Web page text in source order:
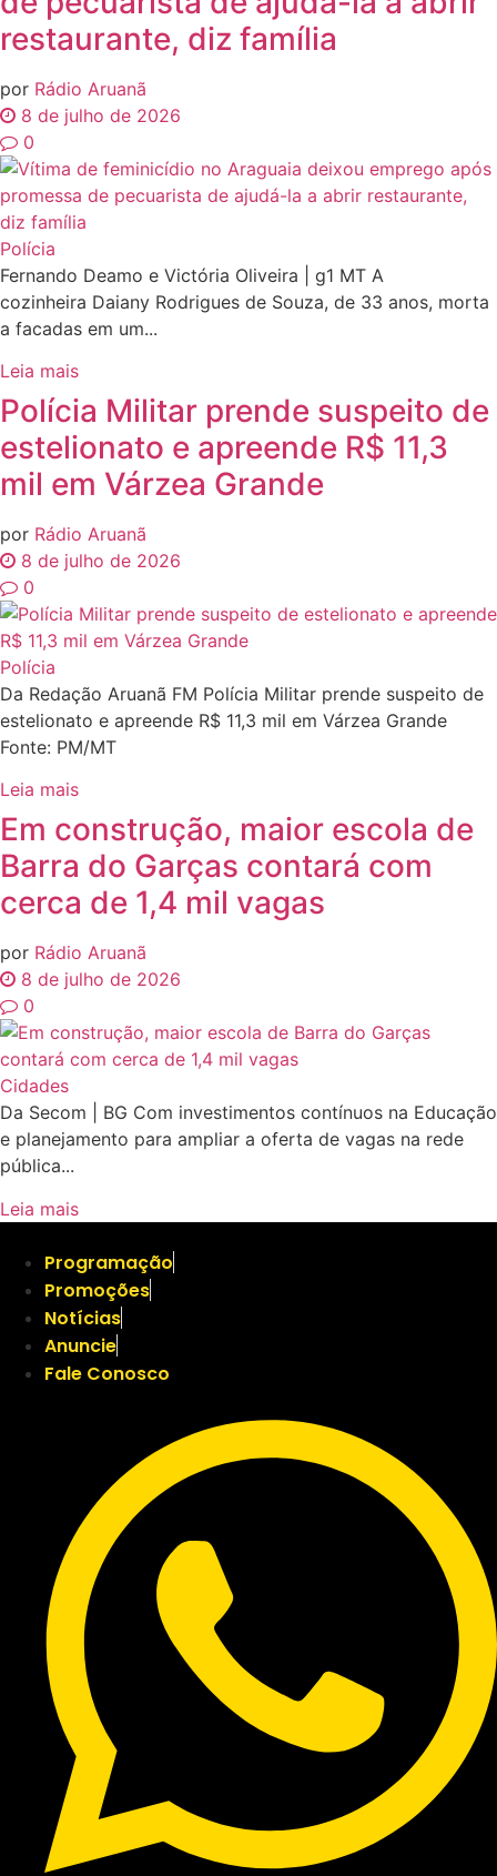
restaurante, diz família
por Rádio Aruanã
8 de julho de 2026
0
Polícia
Fernando Deamo e Victória Oliveira | g1 MT A
cozinheira Daiany Rodrigues de Souza, de 33 anos, morta
a facadas em um...
Leia mais
Polícia Militar prende suspeito de
estelionato e apreende R$ 11,3
mil em Várzea Grande
por Rádio Aruanã
8 de julho de 2026
0
Polícia
Da Redação Aruanã FM Polícia Militar prende suspeito de
estelionato e apreende R$ 11,3 mil em Várzea Grande
Fonte: PM/MT
Leia mais
Em construção, maior escola de
Barra do Garças contará com
cerca de 1,4 mil vagas
por Rádio Aruanã
8 de julho de 2026
0
Cidades
Da Secom | BG Com investimentos contínuos na Educação
e planejamento para ampliar a oferta de vagas na rede
pública...
Leia mais
Programação
Promoções
Notícias
Anuncie
Fale Conosco